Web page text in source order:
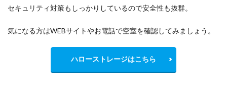
セキュリティ対策もしっかりしているので安全性も抜群。
気になる方はWEBサイトやお電話で空室を確認してみましょう。
ハローストレージはこちら